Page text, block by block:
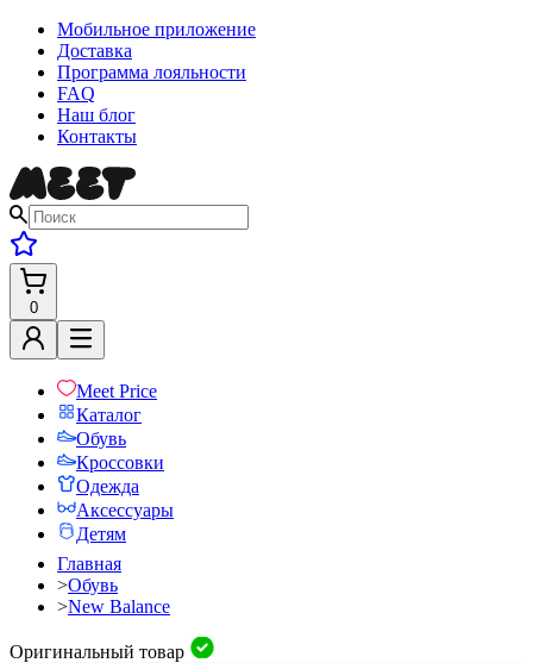
Мобильное приложение
Доставка
Программа лояльности
FAQ
Наш блог
Контакты
0
Meet Price
Каталог
Обувь
Кроссовки
Одежда
Аксессуары
Детям
Главная
>Обувь
>New Balance
Оригинальный товар